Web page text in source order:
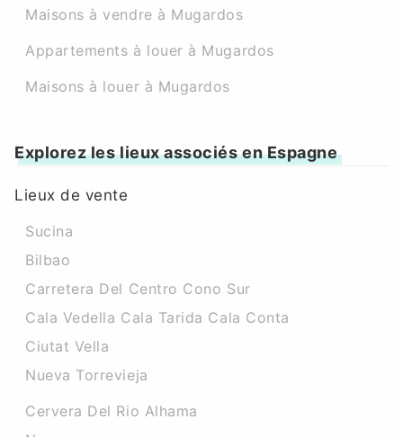
Maisons à vendre à Mugardos
Appartements à louer à Mugardos
Maisons à louer à Mugardos
Explorez les lieux associés en Espagne
Lieux de vente
Sucina
Bilbao
Carretera Del Centro Cono Sur
Cala Vedella Cala Tarida Cala Conta
Ciutat Vella
Nueva Torrevieja
Cervera Del Rio Alhama